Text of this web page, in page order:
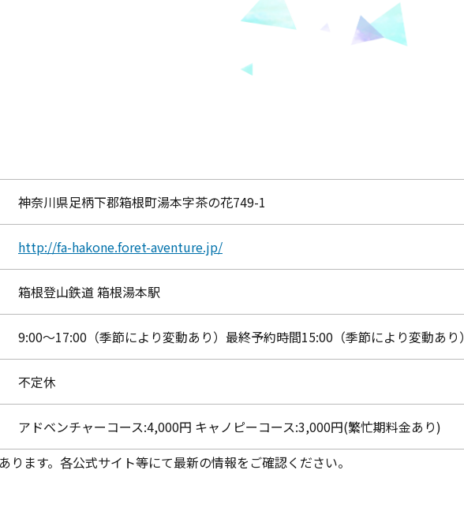
神奈川県足柄下郡箱根町湯本字茶の花749-1
http://fa-hakone.foret-aventure.jp/
箱根登山鉄道 箱根湯本駅
9:00〜17:00（季節により変動あり）最終予約時間15:00（季節により変動あり）
不定休
アドベンチャーコース:4,000円 キャノピーコース:3,000円(繁忙期料金あり)
ます。各公式サイト等にて最新の情報をご確認ください。